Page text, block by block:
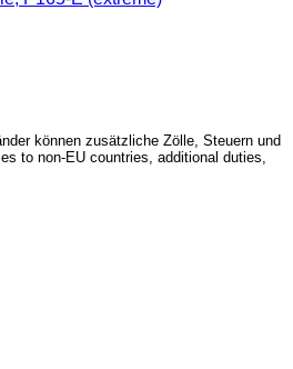
können zusätzliche Zölle, Steuern und
to non-EU countries, additional duties,